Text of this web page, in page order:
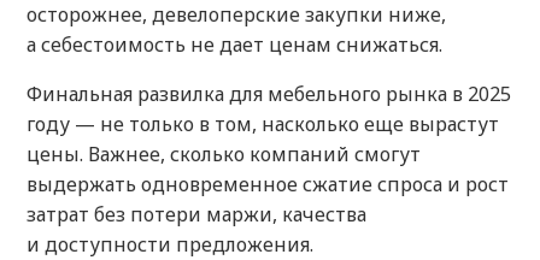
осторожнее, девелоперские закупки ниже,
а себестоимость не дает ценам снижаться.
Финальная развилка для мебельного рынка в 2025
году — не только в том, насколько еще вырастут
цены. Важнее, сколько компаний смогут
выдержать одновременное сжатие спроса и рост
затрат без потери маржи, качества
и доступности предложения.